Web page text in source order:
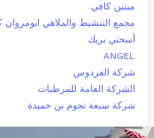
ميتين كافي
مجمع التنشيط والملاهي ابومروان
أسحتي بريك
ANGEL
شركة الفردوس
الشركة العامة للمرطبات
شركة سبعة نجوم بن حميدة